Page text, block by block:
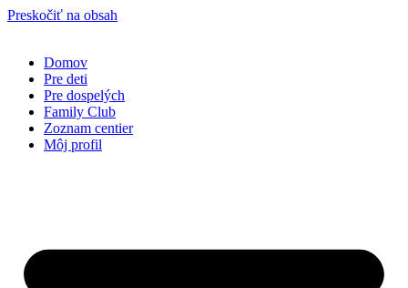
Preskočiť na obsah
Domov
Pre deti
Pre dospelých
Family Club
Zoznam centier
Môj profil